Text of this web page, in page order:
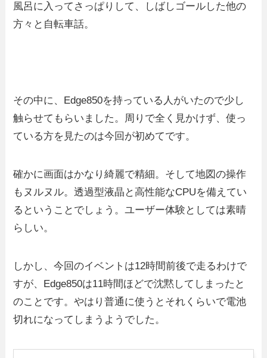
風呂に入ってさっぱりして、しばしゴールした他の
方々と自転車話。
その中に、Edge850を持っている人がいたので少し
触らせてもらいました。周りで全く見かけず、使っ
ている方を見たのは今回が初めてです。
確かに画面はかなり綺麗で精細。そして地図の操作
もヌルヌル。透過型液晶と高性能なCPUを備えてい
るということでしょう。ユーザー体験としては素晴
らしい。
しかし、今回のイベントは12時間前後で走るわけで
すが、Edge850は11時間ほどで沈黙してしまったと
のことです。やはり普通に使うとそれくらいで電池
切れになってしまうようでした。